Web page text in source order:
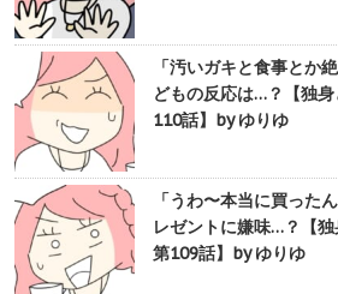
「汚いガキと食事とか
どもの反応は…？【独
110話】by ゆりゆ
「うわ〜本当に買った
レゼントに嫌味…？【
第109話】by ゆりゆ